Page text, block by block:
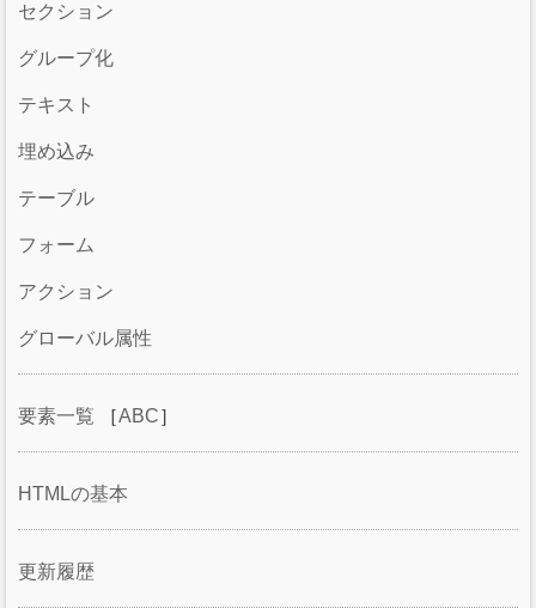
セクション
グループ化
テキスト
埋め込み
テーブル
フォーム
アクション
グローバル属性
要素一覧 ［ABC］
HTMLの基本
更新履歴